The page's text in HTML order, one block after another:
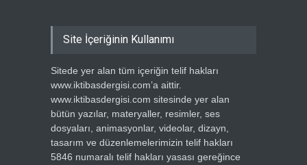
Site İçeriğinin Kullanımı
Sitede yer alan tüm içeriğin telif hakları
www.iktibasdergisi.com’a aittir.
www.iktibasdergisi.com sitesinde yer alan
bütün yazılar, materyaller, resimler, ses
dosyaları, animasyonlar, videolar, dizayn,
tasarım ve düzenlemelerimizin telif hakları
5846 numaralı telif hakları yasası gereğince